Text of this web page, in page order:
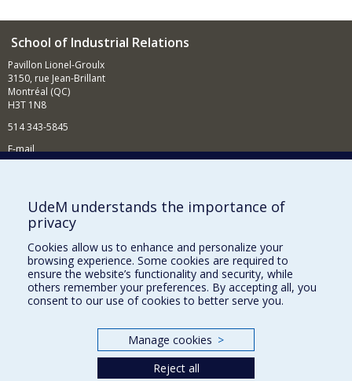
School of Industrial Relations
Pavillon Lionel-Groulx
3150, rue Jean-Brillant
Montréal (QC)
H3T 1N8
514 343-5845
E-mail
Supporting the School
NEED HELP?
Sitemap
Report a problem
Accessibility
Our Departments and Schools
UdeM understands the importance of
privacy
Cookies allow us to enhance and personalize your
browsing experience. Some cookies are required to
ensure the website’s functionality and security, while
others remember your preferences. By accepting all, you
consent to our use of cookies to better serve you.
Manage cookies >
Reject all